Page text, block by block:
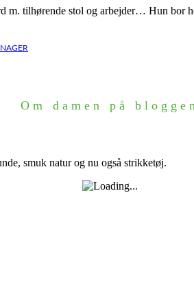
m. tilhørende stol og arbejder… Hun bor
Om damen på bloggen
smuk natur og nu også strikketøj.